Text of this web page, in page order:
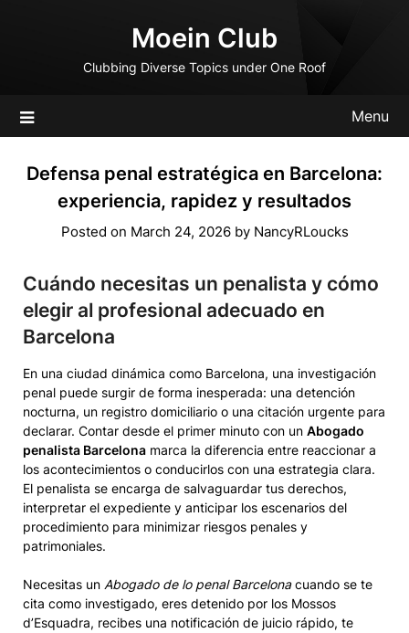
Moein Club
Clubbing Diverse Topics under One Roof
Menu
Defensa penal estratégica en Barcelona:
experiencia, rapidez y resultados
Posted on March 24, 2026by NancyRLoucks
Cuándo necesitas un penalista y cómo
elegir al profesional adecuado en
Barcelona
En una ciudad dinámica como Barcelona, una investigación
penal puede surgir de forma inesperada: una detención
nocturna, un registro domiciliario o una citación urgente para
declarar. Contar desde el primer minuto con un Abogado
penalista Barcelona marca la diferencia entre reaccionar a
los acontecimientos o conducirlos con una estrategia clara.
El penalista se encarga de salvaguardar tus derechos,
interpretar el expediente y anticipar los escenarios del
procedimiento para minimizar riesgos penales y
patrimoniales.
Necesitas un Abogado de lo penal Barcelonacuando se te
cita como investigado, eres detenido por los Mossos
d’Esquadra, recibes una notificación de juicio rápido, te